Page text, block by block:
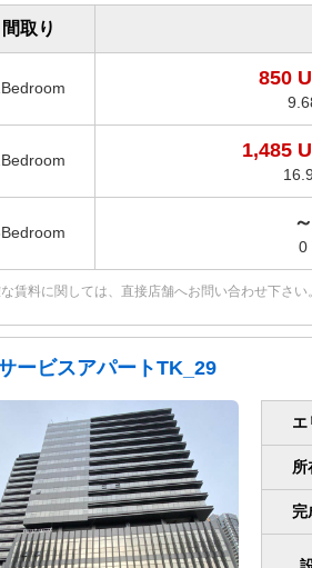
間取り
850
1,485
～
0
賃料に関しては、直接店舗へお問い合わせ下さい。
ービスアパートTK_29
エ
所
完